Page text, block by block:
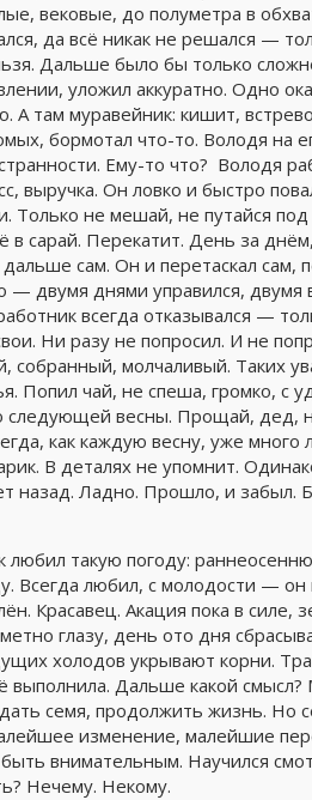
вековые, до полуметра в
да всё никак не решался —
Дальше было бы только
уложил аккуратно. Одно
А там муравейник: кишит,
бормотал что-то. Володя на
Ему-то что? Володя
выручка. Он ловко и быстро
Только не мешай, не путайся
в сарай. Перекатит. День за
сам. Он и перетаскал сам,
— двумя днями управился, двумя
всегда отказывался —
Ни разу не попросил. И не
молчаливый. Таких
Попил чай, не спеша, громко, с
следующей весны. Прощай, дед,
как каждую весну, уже много
В деталях не упомнит.
назад. Ладно. Прошло, и забыл.
такую погоду:
любил, с молодости — он
Красавец. Акация пока в силе,
глазу, день ото дня
холодов укрывают корни.
выполнила. Дальше какой
семя, продолжить жизнь. Но
изменение, малейшие
внимательным. Научился
Нечему. Некому.